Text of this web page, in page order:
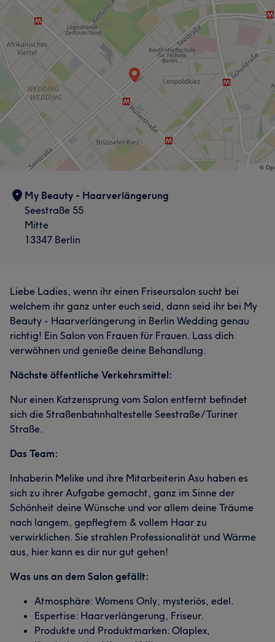
My Beauty - Haarverlängerung
Seestraße 55
Mitte
13347 Berlin
Liebe Ladies, wenn ihr einen Friseursalon sucht bei
welchem ihr ganz unter euch seid, dann seid ihr bei My
Beauty - Haarverlängerung in Berlin Wedding genau
richtig! Ein Salon von Frauen für Frauen. Lass dich
verwöhnen und genieße deine Behandlung.
Nächste öffentliche Verkehrsmittel:
Nur einen Katzensprung vom Salon entfernt befindet
sich die Straßenbahnhaltestelle Seestraße/Turiner
Straße.
Das Team:
Inhaberin Melike und ihre Mitarbeiterin Asu haben es
sich zu ihrer Aufgabe gemacht, ganz im Sinne der
Schönheit deine Wünsche und vor allem deine Träume
nach langem, gepflegtem & vollem Haar zu
verwirklichen. Sie strahlen Professionalität und Wärme
aus, hier kann es dir nur gut gehen!
Was uns an dem Salon gefällt:
Atmosphäre: Womens Only, mysteriös, edel.
Espertise: Haarverlängerung, Friseur.
Produkte und Produktmarken: Olaplex,